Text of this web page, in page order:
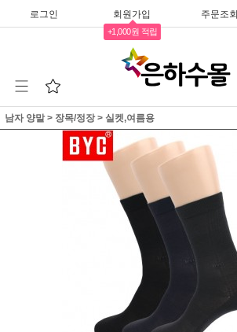
로그인 회원가입
+1,000원 적립
주문조회
남자 양말 > 장목/정장> 실켓,여름용